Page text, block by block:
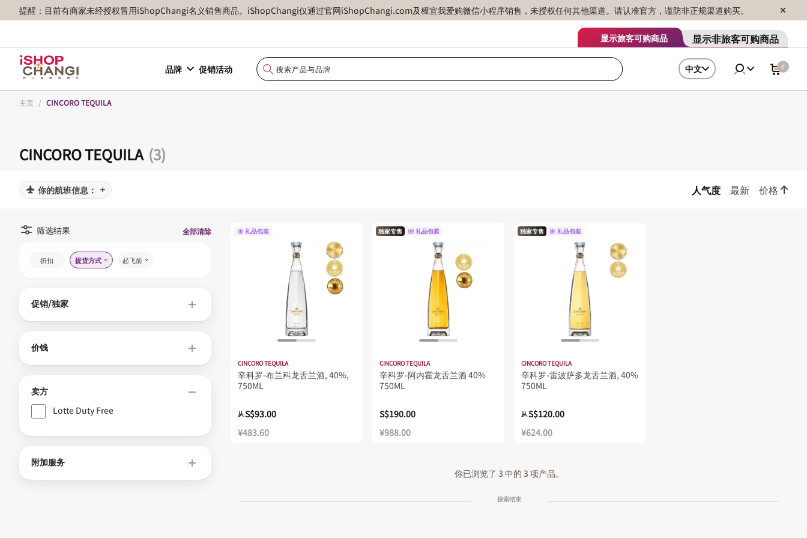
提醒：目前有商家未经授权冒用iShopChangi名义销售商品。iShopChangi仅通过官网iShopChangi.com及樟宜我爱购微信小程序销售，未授权任何其他渠道。请认准官方，谨防非正规渠道购买。
显示旅客可购商品 显示非旅客可购商品
品牌 促销活动 中文 0
主页 / CINCORO TEQUILA
CINCORO TEQUILA (3)
你的航班信息： 人气度 最新 价格
筛选结果 全部清除
折扣 提货方式 起飞前
促销/独家
价钱
卖方
Lotte Duty Free
附加服务
礼品包装
CINCORO TEQUILA
辛科罗-布兰科龙舌兰酒, 40%,
750ML
从S$93.00
¥483.60
独家专售 礼品包装
CINCORO TEQUILA
辛科罗-阿内霍龙舌兰酒 40%
750ML
S$190.00
¥988.00
独家专售 礼品包装
CINCORO TEQUILA
辛科罗-雷波萨多龙舌兰酒, 40%
750ML
从S$120.00
¥624.00
你已浏览了 3 中的 3 项产品。
搜索结束